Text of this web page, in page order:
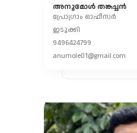
അനുമോൾ തങ്കച്ചൻ
പ്രോഗ്രാം ഓഫീസർ
ഇടുക്കി
9496424799
anumole01@gmail.com